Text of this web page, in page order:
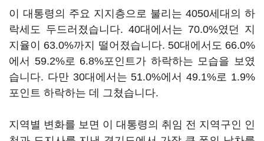
이 대통령의 주요 지지층으로 불리는 4050세대의 하
락세도 두드러졌습니다. 40대에서는 70.0%였던 지
지율이 63.0%까지 떨어졌습니다. 50대에서도 66.0%
에서 59.2%로 6.8%포인트가 하락하는 모습을 보였
습니다. 다만 30대에서는 51.0%에서 49.1%로 1.9%
포인트 하락하는 데 그쳤습니다.
지역별 변화를 보면 이 대통령의 취임 전 지역구인 인